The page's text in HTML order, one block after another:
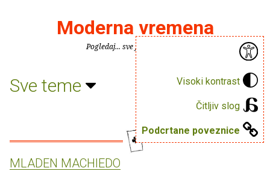
Visoki kontrast
Čitljiv slog
Podcrtane poveznice
Moderna vremena
Pogledaj... sve je puno knjiga.
Sve teme
MLADEN MACHIEDO